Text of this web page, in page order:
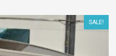
SALE!